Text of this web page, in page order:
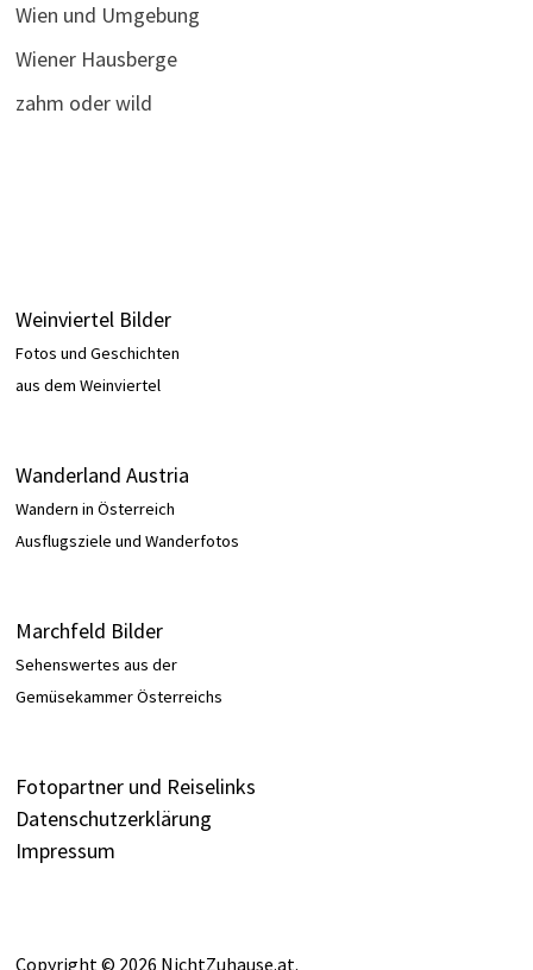
Wien und Umgebung
Wiener Hausberge
zahm oder wild
Weinviertel Bilder
Fotos und Geschichten
aus dem Weinviertel
Wanderland Austria
Wandern in Österreich
Ausflugsziele und Wanderfotos
Marchfeld Bilder
Sehenswertes aus der
Gemüsekammer Österreichs
Fotopartner und Reiselinks
Datenschutzerklärung
Impressum
Copyright © 2026 NichtZuhause.at.